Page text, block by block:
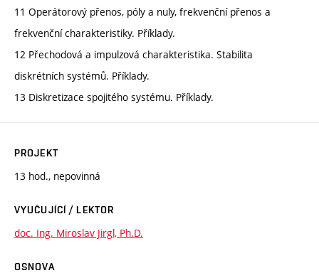
11 Operátorový přenos, póly a nuly, frekvenční přenos a
frekvenční charakteristiky. Příklady.
12 Přechodová a impulzová charakteristika. Stabilita
diskrétních systémů. Příklady.
13 Diskretizace spojitého systému. Příklady.
PROJEKT
13 hod., nepovinná
VYUČUJÍCÍ / LEKTOR
doc. Ing. Miroslav Jirgl, Ph.D.
OSNOVA